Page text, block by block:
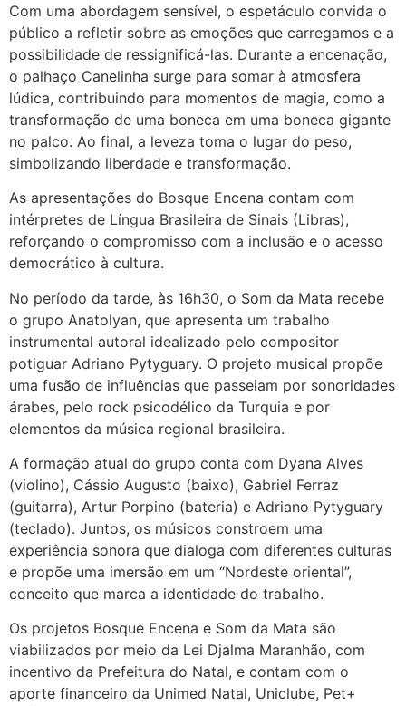
Com uma abordagem sensível, o espetáculo convida o
público a refletir sobre as emoções que carregamos e a
possibilidade de ressignificá-las. Durante a encenação,
o palhaço Canelinha surge para somar à atmosfera
lúdica, contribuindo para momentos de magia, como a
transformação de uma boneca em uma boneca gigante
no palco. Ao final, a leveza toma o lugar do peso,
simbolizando liberdade e transformação.
As apresentações do Bosque Encena contam com
intérpretes de Língua Brasileira de Sinais (Libras),
reforçando o compromisso com a inclusão e o acesso
democrático à cultura.
No período da tarde, às 16h30, o Som da Mata recebe
o grupo Anatolyan, que apresenta um trabalho
instrumental autoral idealizado pelo compositor
potiguar Adriano Pytyguary. O projeto musical propõe
uma fusão de influências que passeiam por sonoridades
árabes, pelo rock psicodélico da Turquia e por
elementos da música regional brasileira.
A formação atual do grupo conta com Dyana Alves
(violino), Cássio Augusto (baixo), Gabriel Ferraz
(guitarra), Artur Porpino (bateria) e Adriano Pytyguary
(teclado). Juntos, os músicos constroem uma
experiência sonora que dialoga com diferentes culturas
e propõe uma imersão em um “Nordeste oriental”,
conceito que marca a identidade do trabalho.
Os projetos Bosque Encena e Som da Mata são
viabilizados por meio da Lei Djalma Maranhão, com
incentivo da Prefeitura do Natal, e contam com o
aporte financeiro da Unimed Natal, Uniclube, Pet+